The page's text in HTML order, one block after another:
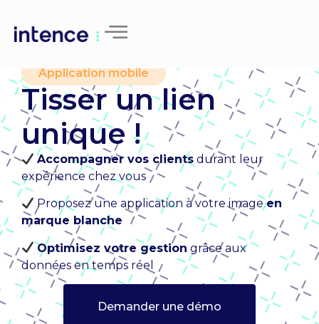
Application mobile
Tisser un lien
unique !
Accompagner vos clients durant leur
expérience chez vous
Proposez une application à votre imageen
marque blanche
Optimisez votre gestion grâce aux
données en temps réel
Demander une démo